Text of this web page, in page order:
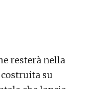
resterà nella
su